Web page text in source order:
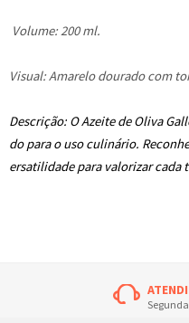
Volume: 200 ml.
Visual: Amarelo dourado com
Descrição: O Azeite de Oliva
do para o uso culinário.
ersatilidade para valorizar cada